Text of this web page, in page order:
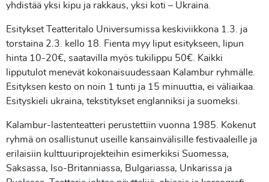
yhdistää yksi kipu ja rakkaus, yksi koti – Ukraina.
Esitykset Teatteritalo Universumissa keskiviikkona 1.3. ja
torstaina 2.3. kello 18. Fienta myy liput esitykseen, lipun
hinta 10-20€, saatavilla myös tukilippu 50€. Kaikki
lipputulot menevät kokonaisuudessaan Kalambur ryhmälle.
Esityksen kesto on noin 1 tunti ja 15 minuuttia, ei väliaikaa.
Esityskieli ukraina, tekstitykset englanniksi ja suomeksi.
Kalambur-lastenteatteri perustettiin vuonna 1985. Kokenut
ryhmä on osallistunut useille kansainvälisille festivaaleille ja
erilaisiin kulttuuriprojekteihin esimerkiksi Suomessa,
Saksassa, Iso-Britanniassa, Bulgariassa, Unkarissa ja